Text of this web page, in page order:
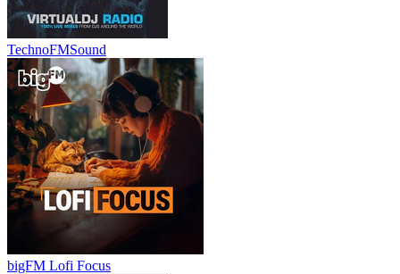
TechnoFMSound
bigFM Lofi Focus